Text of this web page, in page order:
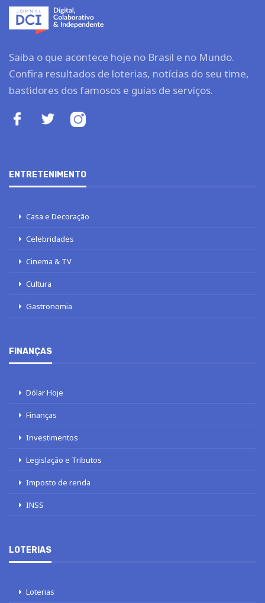
Saiba o que acontece hoje no Brasil e no Mundo.
Confira resultados de loterias, notícias do seu time,
bastidores dos famosos e guias de serviços.
ENTRETENIMENTO
Casa e Decoração
Celebridades
Cinema & TV
Cultura
Gastronomia
FINANÇAS
Dólar Hoje
Finanças
Investimentos
Legislação e Tributos
Imposto de renda
INSS
LOTERIAS
Loterias